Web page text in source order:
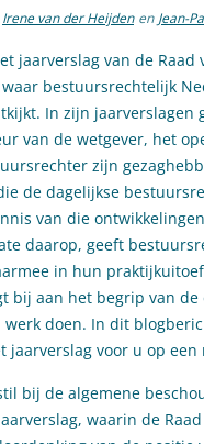
Irene van der Heijden en Jean-
jaarverslag van de Raad
bestuursrechtelijk
In zijn jaarverslagen
van de wetgever, het
zijn
de dagelijkse
van die
daarop, geeft
in hun
bij aan het begrip van de
doen. In dit
jaarverslag voor u op een
bij de algemene
waarin de